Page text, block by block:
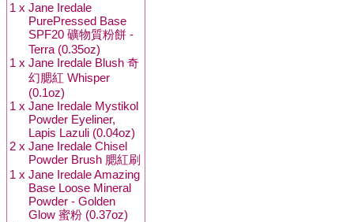
1 x Jane Iredale
PurePressed Base
SPF20 礦物質粉餅 -
Terra (0.35oz)
1 x Jane Iredale Blush 奇
幻腮紅 Whisper
(0.1oz)
1 x Jane Iredale Mystikol
Powder Eyeliner,
Lapis Lazuli (0.04oz)
2 x Jane Iredale Chisel
Powder Brush 腮紅刷
1 x Jane Iredale Amazing
Base Loose Mineral
Powder - Golden
Glow 蜜粉 (0.37oz)